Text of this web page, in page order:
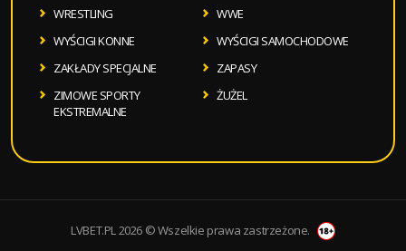
WRESTLING
WWE
WYŚCIGI KONNE
WYŚCIGI SAMOCHODOWE
ZAKŁADY SPECJALNE
ZAPASY
ZIMOWE SPORTY
EKSTREMALNE
ŻUŻEL
LVBET.PL 2026 © Wszelkie prawa zastrzeżone.